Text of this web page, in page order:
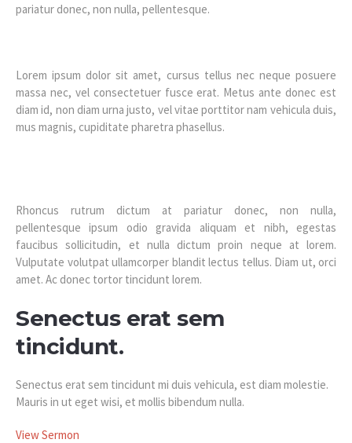
pariatur donec, non nulla, pellentesque.
Lorem ipsum dolor sit amet, cursus tellus nec neque posuere
massa nec, vel consectetuer fusce erat. Metus ante donec est
diam id, non diam urna justo, vel vitae porttitor nam vehicula duis,
mus magnis, cupiditate pharetra phasellus.
Rhoncus rutrum dictum at pariatur donec, non nulla,
pellentesque ipsum odio gravida aliquam et nibh, egestas
faucibus sollicitudin, et nulla dictum proin neque at lorem.
Vulputate volutpat ullamcorper blandit lectus tellus. Diam ut, orci
amet. Ac donec tortor tincidunt lorem.
Senectus erat sem
tincidunt.
Senectus erat sem tincidunt mi duis vehicula, est diam molestie.
Mauris in ut eget wisi, et mollis bibendum nulla.
View Sermon